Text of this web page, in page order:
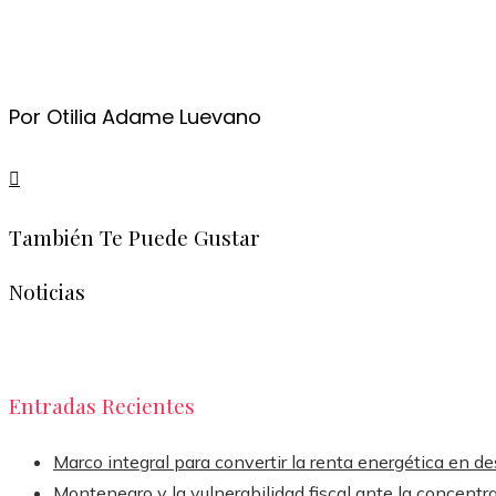
Por Otilia Adame Luevano
También Te Puede Gustar
Noticias
Entradas Recientes
Marco integral para convertir la renta energética en